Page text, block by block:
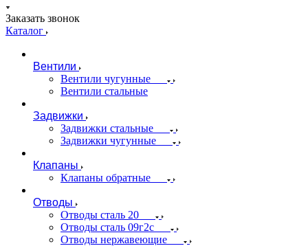
Заказать звонок
Каталог
Вентили
Вентили чугунные
Вентили стальные
Задвижки
Задвижки стальные
Задвижки чугунные
Клапаны
Клапаны обратные
Отводы
Отводы сталь 20
Отводы сталь 09г2с
Отводы нержавеющие